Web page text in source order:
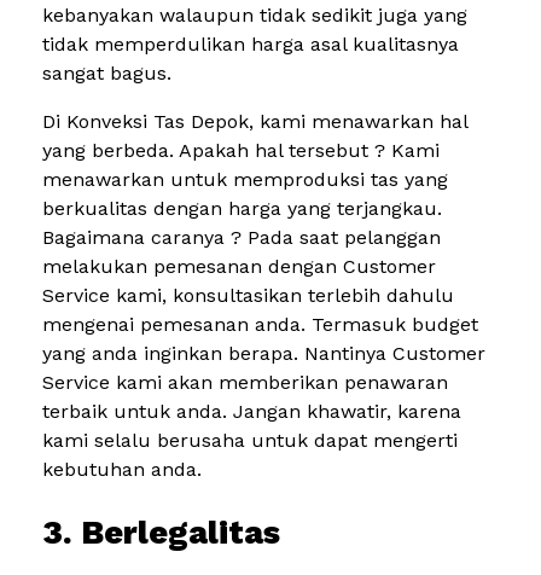
kebanyakan walaupun tidak sedikit juga yang
tidak memperdulikan harga asal kualitasnya
sangat bagus.
Di Konveksi Tas Depok, kami menawarkan hal
yang berbeda. Apakah hal tersebut ? Kami
menawarkan untuk memproduksi tas yang
berkualitas dengan harga yang terjangkau.
Bagaimana caranya ? Pada saat pelanggan
melakukan pemesanan dengan Customer
Service kami, konsultasikan terlebih dahulu
mengenai pemesanan anda. Termasuk budget
yang anda inginkan berapa. Nantinya Customer
Service kami akan memberikan penawaran
terbaik untuk anda. Jangan khawatir, karena
kami selalu berusaha untuk dapat mengerti
kebutuhan anda.
3. Berlegalitas